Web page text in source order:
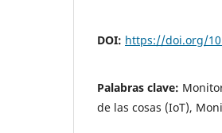
DOI: https://doi.org/
Palabras clave:
de las cosas (IoT),